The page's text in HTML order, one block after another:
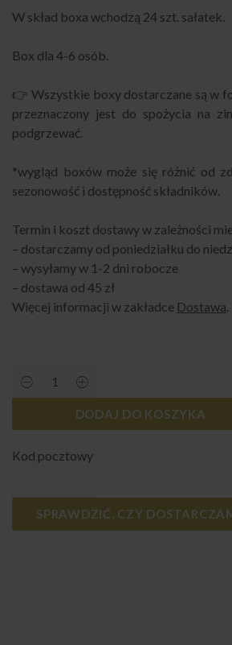
W skład boxa wchodzą 24 szt. sałatek.
Box dla 4-6 osób.
👉 Wszystkie boxy dostarczane są w
przeznaczony jest do spożycia na
podgrzewać.
*wygląd boxów może się różnić od
sezonowość i dostępność składników.
Termin i koszt dostawy w zależności
– dostarczamy od poniedziałku do
– wysyłamy w 1-2 dni robocze
– dostawa od 45 zł
Więcej informacji w zakładce Dostawa.
Mini
salad
quantity
DODAJ DO KOSZYKA
Kod pocztowy
SPRAWDZIĆ, CZY